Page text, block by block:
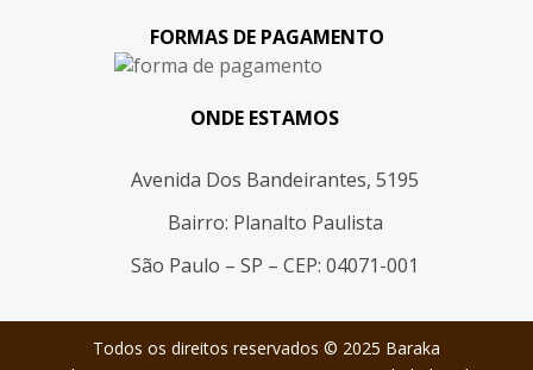
FORMAS DE PAGAMENTO
ONDE ESTAMOS
Avenida Dos Bandeirantes, 5195
Bairro: Planalto Paulista
São Paulo – SP – CEP: 04071-001
Todos os direitos reservados © 2025 Baraka